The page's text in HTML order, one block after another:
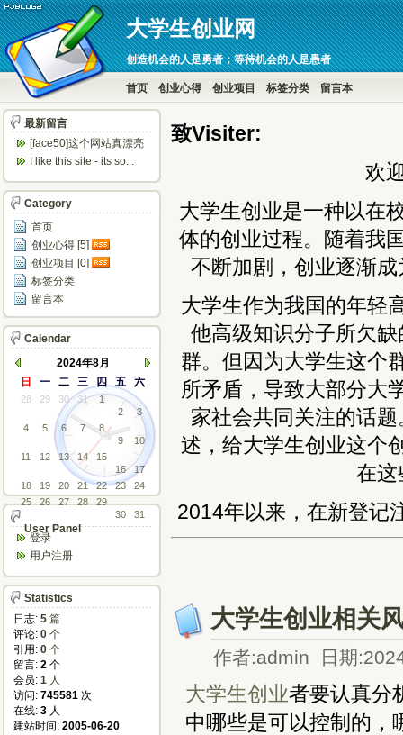
大学生创业网
创造机会的人是勇者；等待机会的人是愚者
首页 创业心得 创业项目 标签分类 留言本
致Visiter:
欢
大学生创业是一种以在
体的创业过程。随着我
不断加剧，创业逐渐
大学生作为我国的年轻
他高级知识分子所欠
群。但因为大学生这个
所矛盾，导致大部分大
家社会共同关注的话
述，给大学生创业这个
在这
2014年以来，在新登记
大学生创业相关
作者:admin 日期
大学生创业者要认真分
中哪些是可以控制的，
最新留言
[face50]这个网站真漂亮
呀！
I like this site - its so...
Category
首页
创业心得 [5]
创业项目 [0]
标签分类
留言本
Calendar
2024年8月
日
一 二 三 四 五 六
28 29 30 31
1
2
3
4
5 6 7
8
9
10
11
12 13 14
15
16
17
18
19 20 21 22 23
24
25
26 27 28
29
30
31
User Panel
登录
用户注册
Statistics
日志: 5 篇
评论: 0 个
引用: 0 个
留言: 2 个
会员: 1 人
访问: 745581 次
在线: 3 人
建站时间: 2005-06-20